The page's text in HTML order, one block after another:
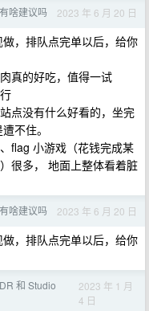
啥建议吗 2023 年 6 月 20 日
，排队点完单以后，给你
真的好吃，值得一试
点没有什么好看的，坐完
不住。
flag 小游戏（花钱完成某
很多， 地面上整体看着脏
啥建议吗 2023 年 6 月 20 日
，排队点完单以后，给你
和 Studio
2023 年 1 月
4 日